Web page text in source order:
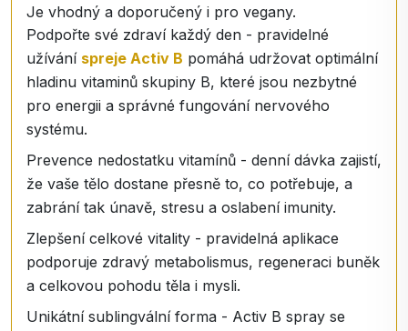
Je vhodný a doporučený i pro vegany.
Podpořte své zdraví každý den - pravidelné
užívání spreje Activ B pomáhá udržovat optimální
hladinu vitaminů skupiny B, které jsou nezbytné
pro energii a správné fungování nervového
systému.
Prevence nedostatku vitamínů - denní dávka zajistí,
že vaše tělo dostane přesně to, co potřebuje, a
zabrání tak únavě, stresu a oslabení imunity.
Zlepšení celkové vitality - pravidelná aplikace
podporuje zdravý metabolismus, regeneraci buněk
a celkovou pohodu těla i mysli.
Unikátní sublingvální forma - Activ B spray se